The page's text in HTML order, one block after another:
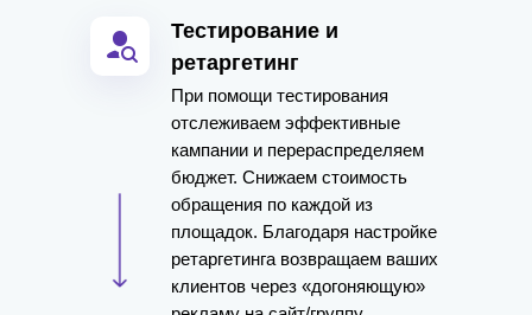
Тестирование и
ретаргетинг
При помощи тестирования
отслеживаем эффективные
кампании и перераспределяем
бюджет. Снижаем стоимость
обращения по каждой из
площадок. Благодаря настройке
ретаргетинга возвращаем ваших
клиентов через «догоняющую»